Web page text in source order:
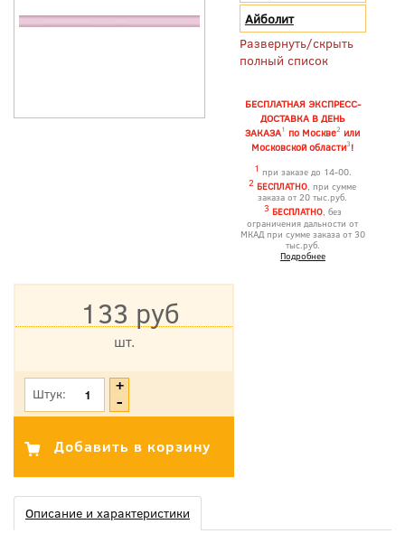
Айболит
Развернуть/скрыть
полный список
БЕСПЛАТНАЯ ЭКСПРЕСС-
ДОСТАВКА В ДЕНЬ
ЗАКАЗА1 по Москве2 или
Московской области3!
1 при заказе до 14-00.
2 БЕСПЛАТНО, при сумме
заказа от 20 тыс.руб.
3 БЕСПЛАТНО, без
ограничения дальности от
МКАД при сумме заказа от 30
тыс.руб.
Подробнее
133 руб
шт.
Штук:
Описание и характеристики